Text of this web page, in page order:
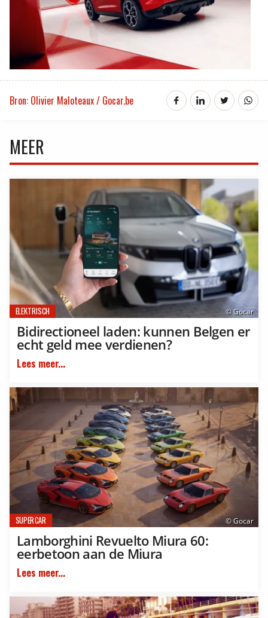
Bron: Olivier Maloteaux / Gocar.be
MEER
© Gocar
ELEKTRISCH
Bidirectioneel laden: kunnen Belgen er
echt geld mee verdienen?
Lees meer...
© Gocar
SUPERCAR
Lamborghini Revuelto Miura 60:
eerbetoon aan de Miura
Lees meer...